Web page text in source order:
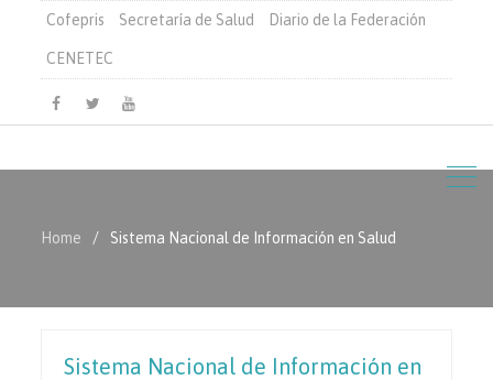
Cofepris Secretaría de Salud Diario de la Federación
CENETEC
Facebook
TwitterYoutube
Home Sistema Nacional de Información en Salud
Sistema Nacional de Información en